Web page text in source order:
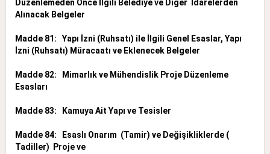
Düzenlemeden Önce İlgili Belediye ve Diğer İdarelerden
Alınacak Belgeler
Madde 81: Yapı İzni (Ruhsatı) ile İlgili Genel Esaslar, Yapı
İzni (Ruhsatı) Müracaatı ve Eklenecek Belgeler
Madde 82: Mimarlık ve Mühendislik Proje Düzenleme
Esasları
Madde 83: Kamuya Ait Yapı ve Tesisler
Madde 84: Esaslı Onarım (Tamir) ve Değişikliklerde (
Tadiller) Proje ve